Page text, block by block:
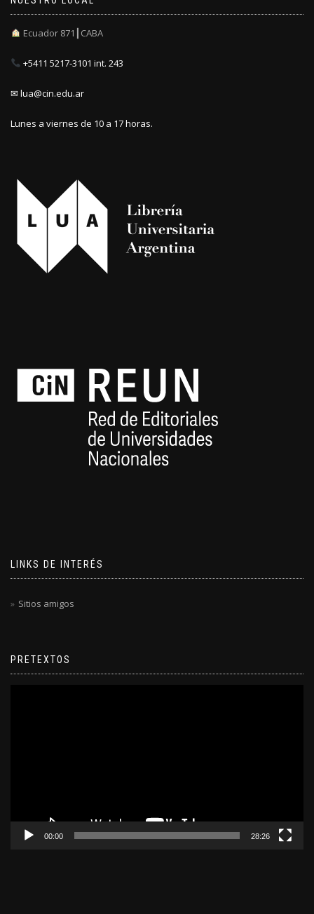
Ecuador 871┃CABA
+5411 5217-3101 int. 243
✉ lua@cin.edu.ar
Lunes a viernes de 10 a 17 horas.
LINKS DE INTERÉS
Sitios amigos
PRETEXTOS
00:00 28:26